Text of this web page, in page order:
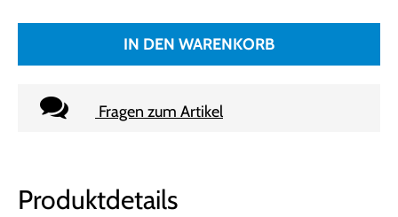
IN DEN WARENKORB
Fragen zum Artikel
Produktdetails